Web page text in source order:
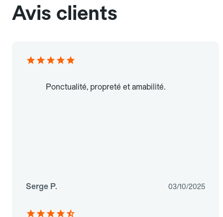
Avis clients
Ponctualité, propreté et amabilité.
Serge P. 03/10/2025